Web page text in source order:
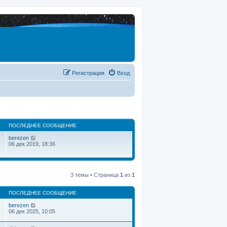
Вход
Регистрация
ПОСЛЕДНЕЕ СООБЩЕНИЕ
berezen
е
й
п
о
с
е
д
н
06 дек 2019, 18:36
3 темы • Страница 1 из 1
ПОСЛЕДНЕЕ СООБЩЕНИЕ
berezen
06 дек 2025, 10:05